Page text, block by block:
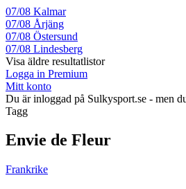
07/08 Kalmar
07/08 Årjäng
07/08 Östersund
07/08 Lindesberg
Visa äldre resultatlistor
Logga in Premium
Mitt konto
Du är inloggad på Sulkysport.se - men
Tagg
Envie de Fleur
Frankrike